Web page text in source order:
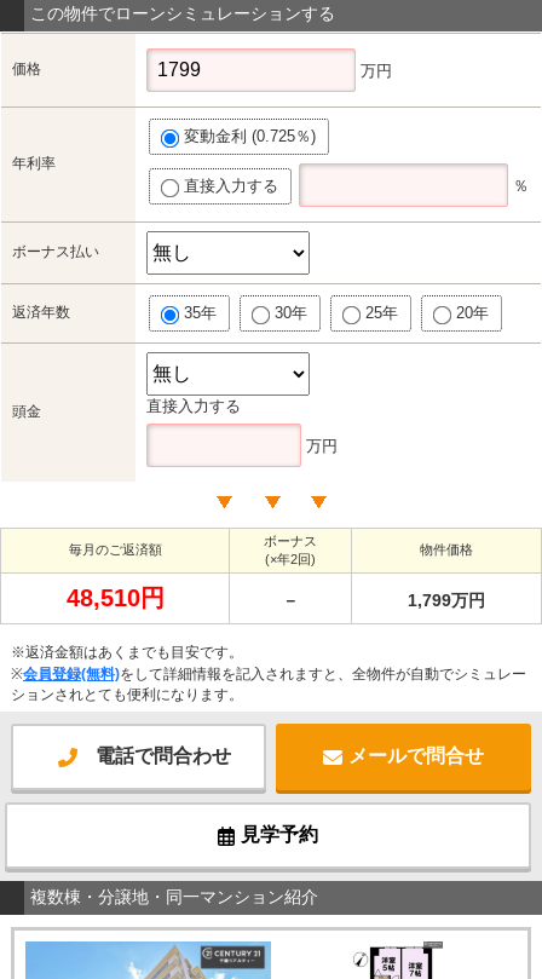
この物件でローンシミュレーションする
価格 万円
年利率
変動金利 (0.725％)
直接入力する ％
ボーナス払い
返済年数 35年 30年 25年 20年
頭金 直接入力する
万円
毎月のご返済額
ボーナス
(×年2回)
物件価格
48,510円 － 1,799万円
※返済金額はあくまでも目安です。
※会員登録(無料)をして詳細情報を記入されますと、全物件が自動でシミュレー
ションされとても便利になります。
電話で問合わせ メールで問合せ
見学予約
複数棟・分譲地・同一マンション紹介